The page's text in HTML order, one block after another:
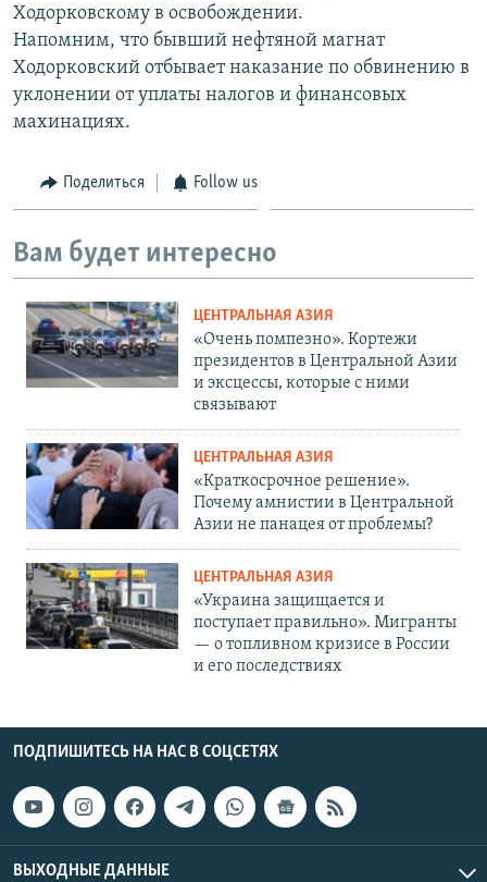
Ходорковскому в освобождении.
Напомним, что бывший нефтяной магнат
Ходорковский отбывает наказание по обвинению в
уклонении от уплаты налогов и финансовых
махинациях.
Поделиться Follow us
Вам будет интересно
ЦЕНТРАЛЬНАЯ АЗИЯ
«Очень помпезно». Кортежи
президентов в Центральной Азии
и эксцессы, которые с ними
связывают
ЦЕНТРАЛЬНАЯ АЗИЯ
«Краткосрочное решение».
Почему амнистии в Центральной
Азии не панацея от проблемы?
ЦЕНТРАЛЬНАЯ АЗИЯ
«Украина защищается и
поступает правильно». Мигранты
— о топливном кризисе в России
и его последствиях
ПОДПИШИТЕСЬ НА НАС В СОЦСЕТЯХ
ВЫХОДНЫЕ ДАННЫЕ